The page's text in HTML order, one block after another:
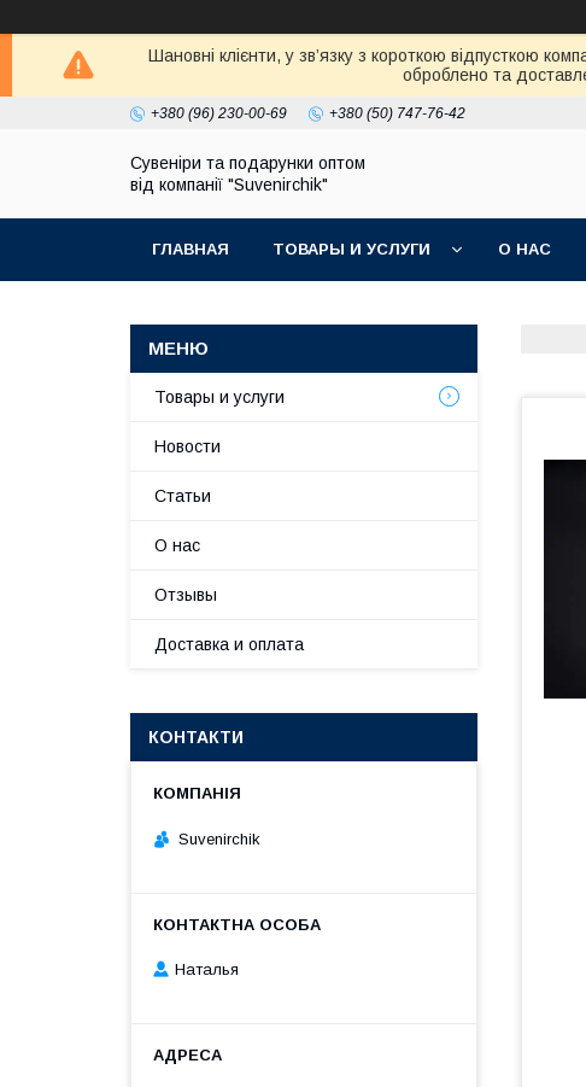
Шановні клієнти, у зв’язку з короткою відпусткою
оброблено та
+380 (96) 230-00-69 +380 (50) 747-76-42
Сувеніри та подарунки оптом
від компанії "Suvenirchik"
ГЛАВНАЯ ТОВАРЫ И УСЛУГИ О НАС
Товары и услуги
Новости
Статьи
О нас
Отзывы
Доставка и оплата
КОНТАКТИ
Suvenirсhik
Наталья